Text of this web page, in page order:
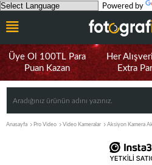
Powered by
Üye Ol 100TL Para
Puan Kazan
Her
Extra
Anasayfa Pro Video Video Kameralar Aksiyon Kamera